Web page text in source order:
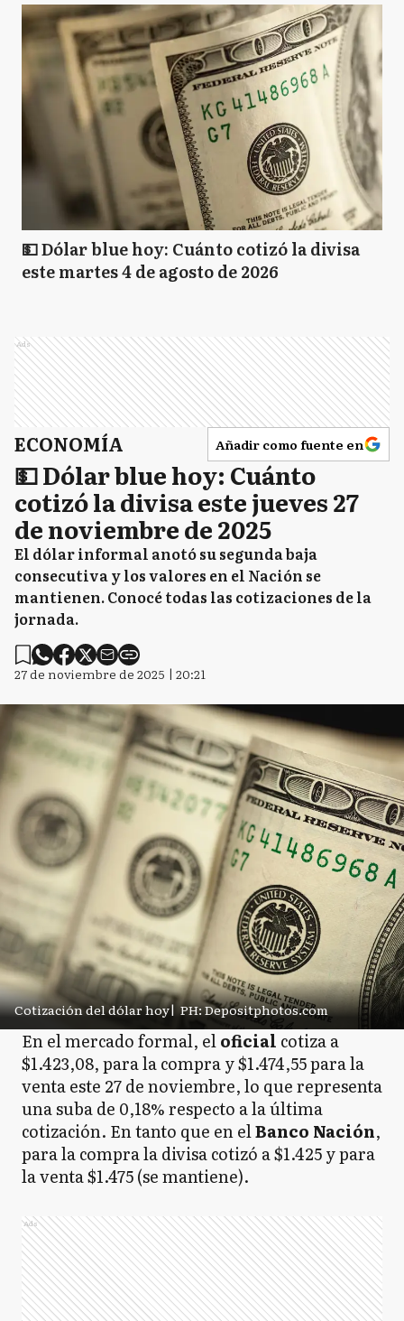
💵 Dólar blue hoy: Cuánto cotizó la divisa
este martes 4 de agosto de 2026
Ads
ECONOMÍA Añadir como fuente en
💵 Dólar blue hoy: Cuánto
cotizó la divisa este jueves 27
de noviembre de 2025
El dólar informal anotó su segunda baja
consecutiva y los valores en el Nación se
mantienen. Conocé todas las cotizaciones de la
jornada.
27 de noviembre de 2025 | 20:21
Cotización del dólar hoy| PH: Depositphotos.com
En el mercado formal, eloficial cotiza a
$1.423,08, para la compra y $1.474,55 para la
venta este 27 de noviembre, lo que representa
una suba de 0,18% respecto a la última
cotización. En tanto que en elBanco Nación,
para la compra la divisa cotizó a $1.425 y para
la venta $1.475 (se mantiene).
Ads